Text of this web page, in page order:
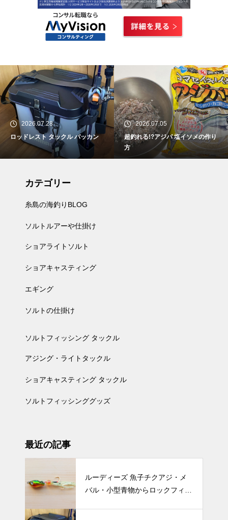
2026.07.28
ロッドレスト タックル バッカン
2026.07.05
超釣れる!?アジパ 塩イソメの作り
方
カテゴリー
糸島の海釣りBLOG
ソルトルアーや仕掛け
ショアライトソルト
ショアキャスティング
エギング
ソルトの仕掛け
ソルトフィッシング タックル
アジング・ライトタックル
ショアキャスティング タックル
ソルトフィッシンググッズ
最近の記事
ルーディーズ 魚子チクアジ・メ
バル・小型青物からロックフィッ